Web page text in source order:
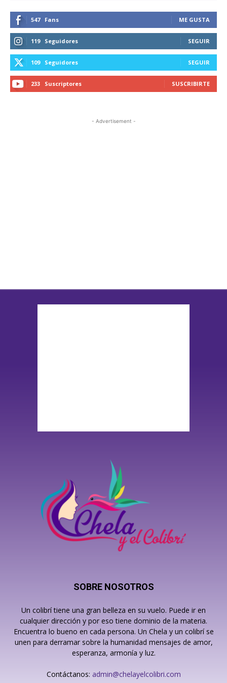
547 Fans ME GUSTA
119 Seguidores SEGUIR
109 Seguidores SEGUIR
233 Suscriptores SUSCRIBIRTE
- Advertisement -
SOBRE NOSOTROS
Un colibrí tiene una gran belleza en su vuelo. Puede ir en
cualquier dirección y por eso tiene dominio de la materia.
Encuentra lo bueno en cada persona. Un Chela y un colibrí se
unen para derramar sobre la humanidad mensajes de amor,
esperanza, armonía y luz.
Contáctanos: admin@chelayelcolibri.com